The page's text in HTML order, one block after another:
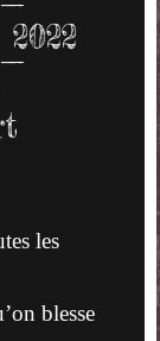
les
blesse